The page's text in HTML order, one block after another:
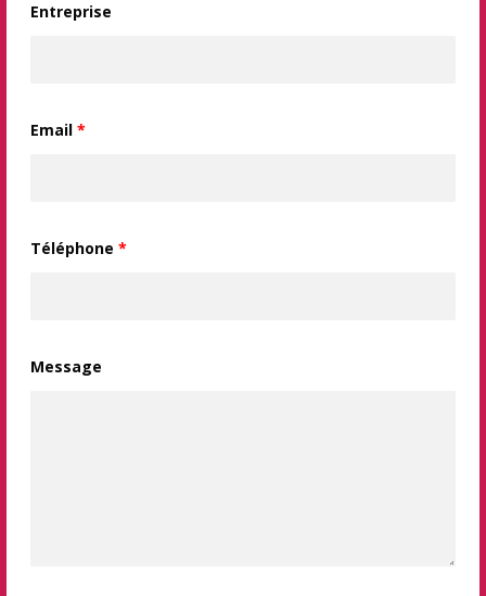
Entreprise
Email *
Téléphone *
Message